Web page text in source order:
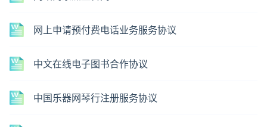
网上申请预付费电话业务服务协议
中文在线电子图书合作协议
中国乐器网琴行注册服务协议